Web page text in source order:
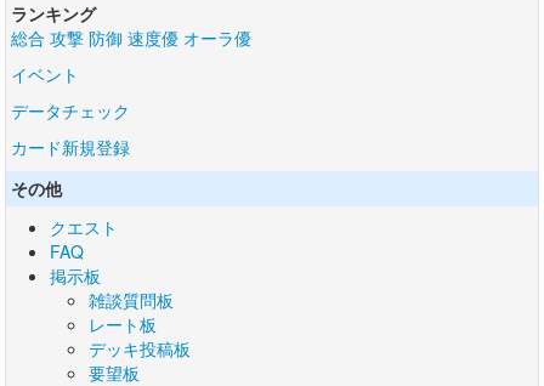
ランキング
総合 攻撃 防御 速度優 オーラ優
イベント
データチェック
カード新規登録
その他
クエスト
FAQ
掲示板
雑談質問板
レート板
デッキ投稿板
要望板